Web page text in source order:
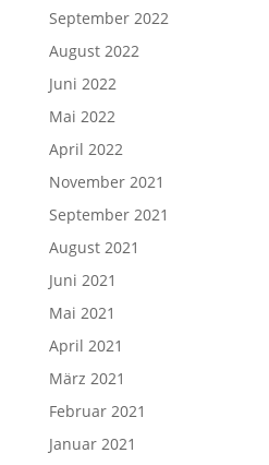
September 2022
August 2022
Juni 2022
Mai 2022
April 2022
November 2021
September 2021
August 2021
Juni 2021
Mai 2021
April 2021
März 2021
Februar 2021
Januar 2021